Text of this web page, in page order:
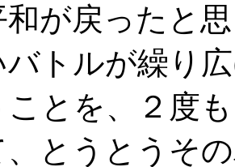
和が戻ったと
トルが繰り
ことを、２度
、とうとうそ